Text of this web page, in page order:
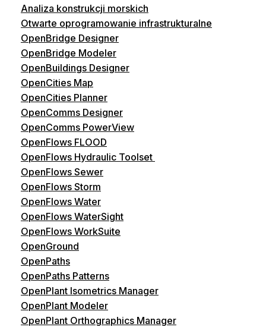
Analiza konstrukcji morskich
Otwarte oprogramowanie infrastrukturalne
OpenBridge Designer
OpenBridge Modeler
OpenBuildings Designer
OpenCities Map
OpenCities Planner
OpenComms Designer
OpenComms PowerView
OpenFlows FLOOD
OpenFlows Hydraulic Toolset
OpenFlows Sewer
OpenFlows Storm
OpenFlows Water
OpenFlows WaterSight
OpenFlows WorkSuite
OpenGround
OpenPaths
OpenPaths Patterns
OpenPlant Isometrics Manager
OpenPlant Modeler
OpenPlant Orthographics Manager